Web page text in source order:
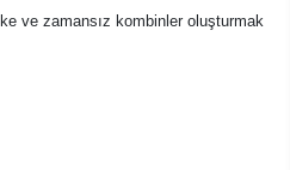
ve zamansız kombinler oluşturmak